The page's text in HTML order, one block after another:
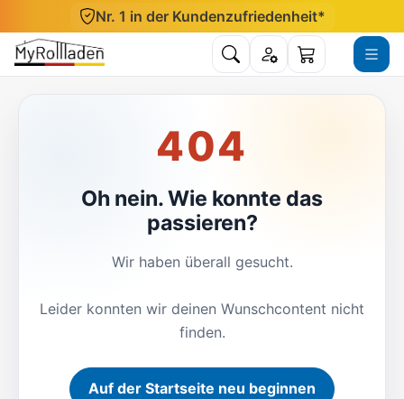
Direkt zum InhaltNr. 1 in der Kundenzufriedenheit*
Suche öffnen
Konto WarenkorbMenü
404
Oh nein. Wie konnte das
passieren?
Wir haben überall gesucht.
Leider konnten wir deinen Wunschcontent nicht
finden.
Auf der Startseite neu beginnen